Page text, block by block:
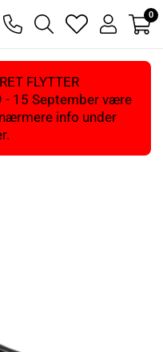
phone
magnifying
glass
heart
light
user
light
0
FLYTTER
- 15 September være
info under